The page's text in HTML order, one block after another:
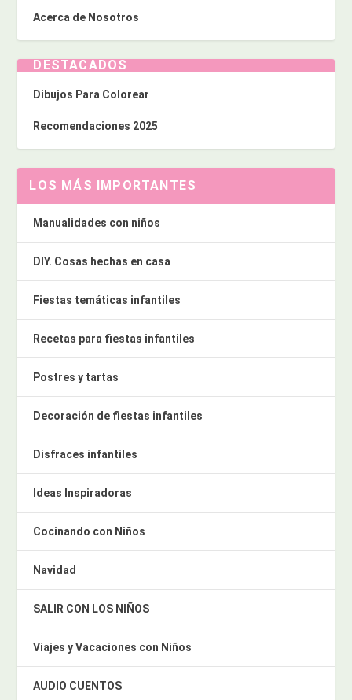
Acerca de Nosotros
DESTACADOS
Dibujos Para Colorear
Recomendaciones 2025
LOS MÁS IMPORTANTES
Manualidades con niños
DIY. Cosas hechas en casa
Fiestas temáticas infantiles
Recetas para fiestas infantiles
Postres y tartas
Decoración de fiestas infantiles
Disfraces infantiles
Ideas Inspiradoras
Cocinando con Niños
Navidad
SALIR CON LOS NIÑOS
Viajes y Vacaciones con Niños
AUDIO CUENTOS